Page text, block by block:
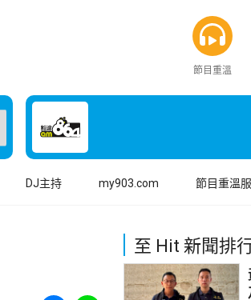
節目重溫
DJ主持 my903.com 節目重溫
Share to Facebook
Share to WhatsApp
至 Hit 新聞排